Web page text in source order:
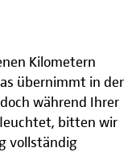
Kilometern
übernimmt in der
während Ihrer
bitten wir
vollständig